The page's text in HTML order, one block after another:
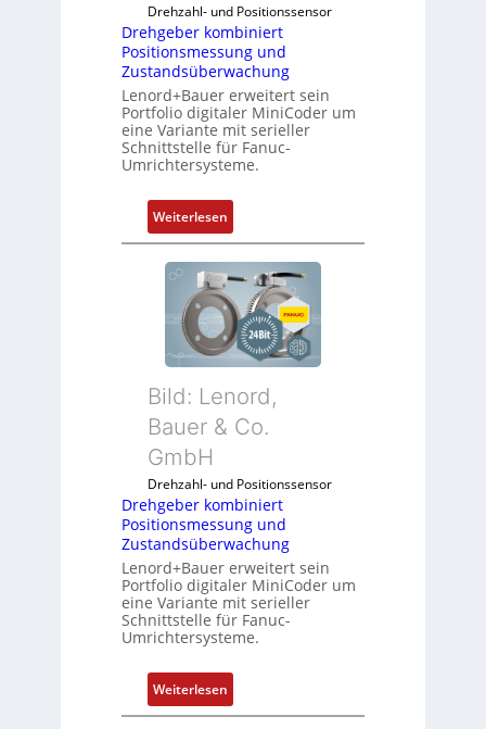
e
x
i
b
e
l
f
r
d
i
e
A
n
w
e
d
u
g
k
o
n
f
i
g
u
e
d
u
l
b
r
i
g
e
n
G
u
n
G
a
e
n
R
a
s
p
e
r
Drehzahl- und Positionssensor
Drehgeber kombiniert
Positionsmessung und
Zustandsüberwachung
Lenord+Bauer erweitert sein
Portfolio digitaler MiniCoder um
eine Variante mit serieller
Schnittstelle für Fanuc-
Umrichtersysteme.
Weiterlesen:
D
r
e
h
g
e
e
m
b
i
i
e
r
t
P
o
s
Bild: Lenord,
Bauer & Co.
GmbH
Drehzahl- und Positionssensor
Drehgeber kombiniert
Positionsmessung und
Zustandsüberwachung
Lenord+Bauer erweitert sein
Portfolio digitaler MiniCoder um
eine Variante mit serieller
Schnittstelle für Fanuc-
Umrichtersysteme.
Weiterlesen:
D